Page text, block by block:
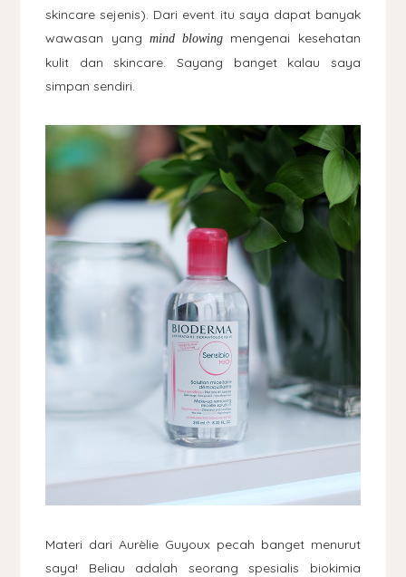
skincare sejenis). Dari event itu saya dapat banyak
wawasan yang mind blowing mengenai kesehatan
kulit dan skincare. Sayang banget kalau saya
simpan sendiri.
Materi dari Aurèlie Guyoux pecah banget menurut
saya! Beliau adalah seorang spesialis biokimia